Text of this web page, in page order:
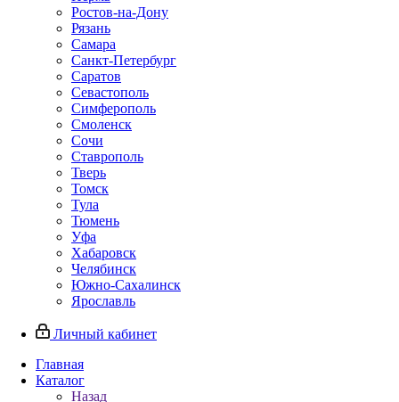
Ростов-на-Дону
Рязань
Самара
Санкт-Петербург
Саратов
Севастополь
Симферополь
Смоленск
Сочи
Ставрополь
Тверь
Томск
Тула
Тюмень
Уфа
Хабаровск
Челябинск
Южно-Сахалинск
Ярославль
Личный кабинет
Главная
Каталог
Назад